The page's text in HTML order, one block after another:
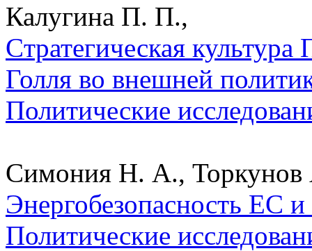
Калугина П. П.,
Cтратегическая
Голля во внешней
Политические
Симония Н. А.,
Энергобезопасность ЕС
Политические